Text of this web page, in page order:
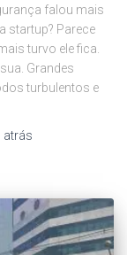
falou mais
startup? Parece
turvo ele fica.
Grandes
turbulentos e
atrás